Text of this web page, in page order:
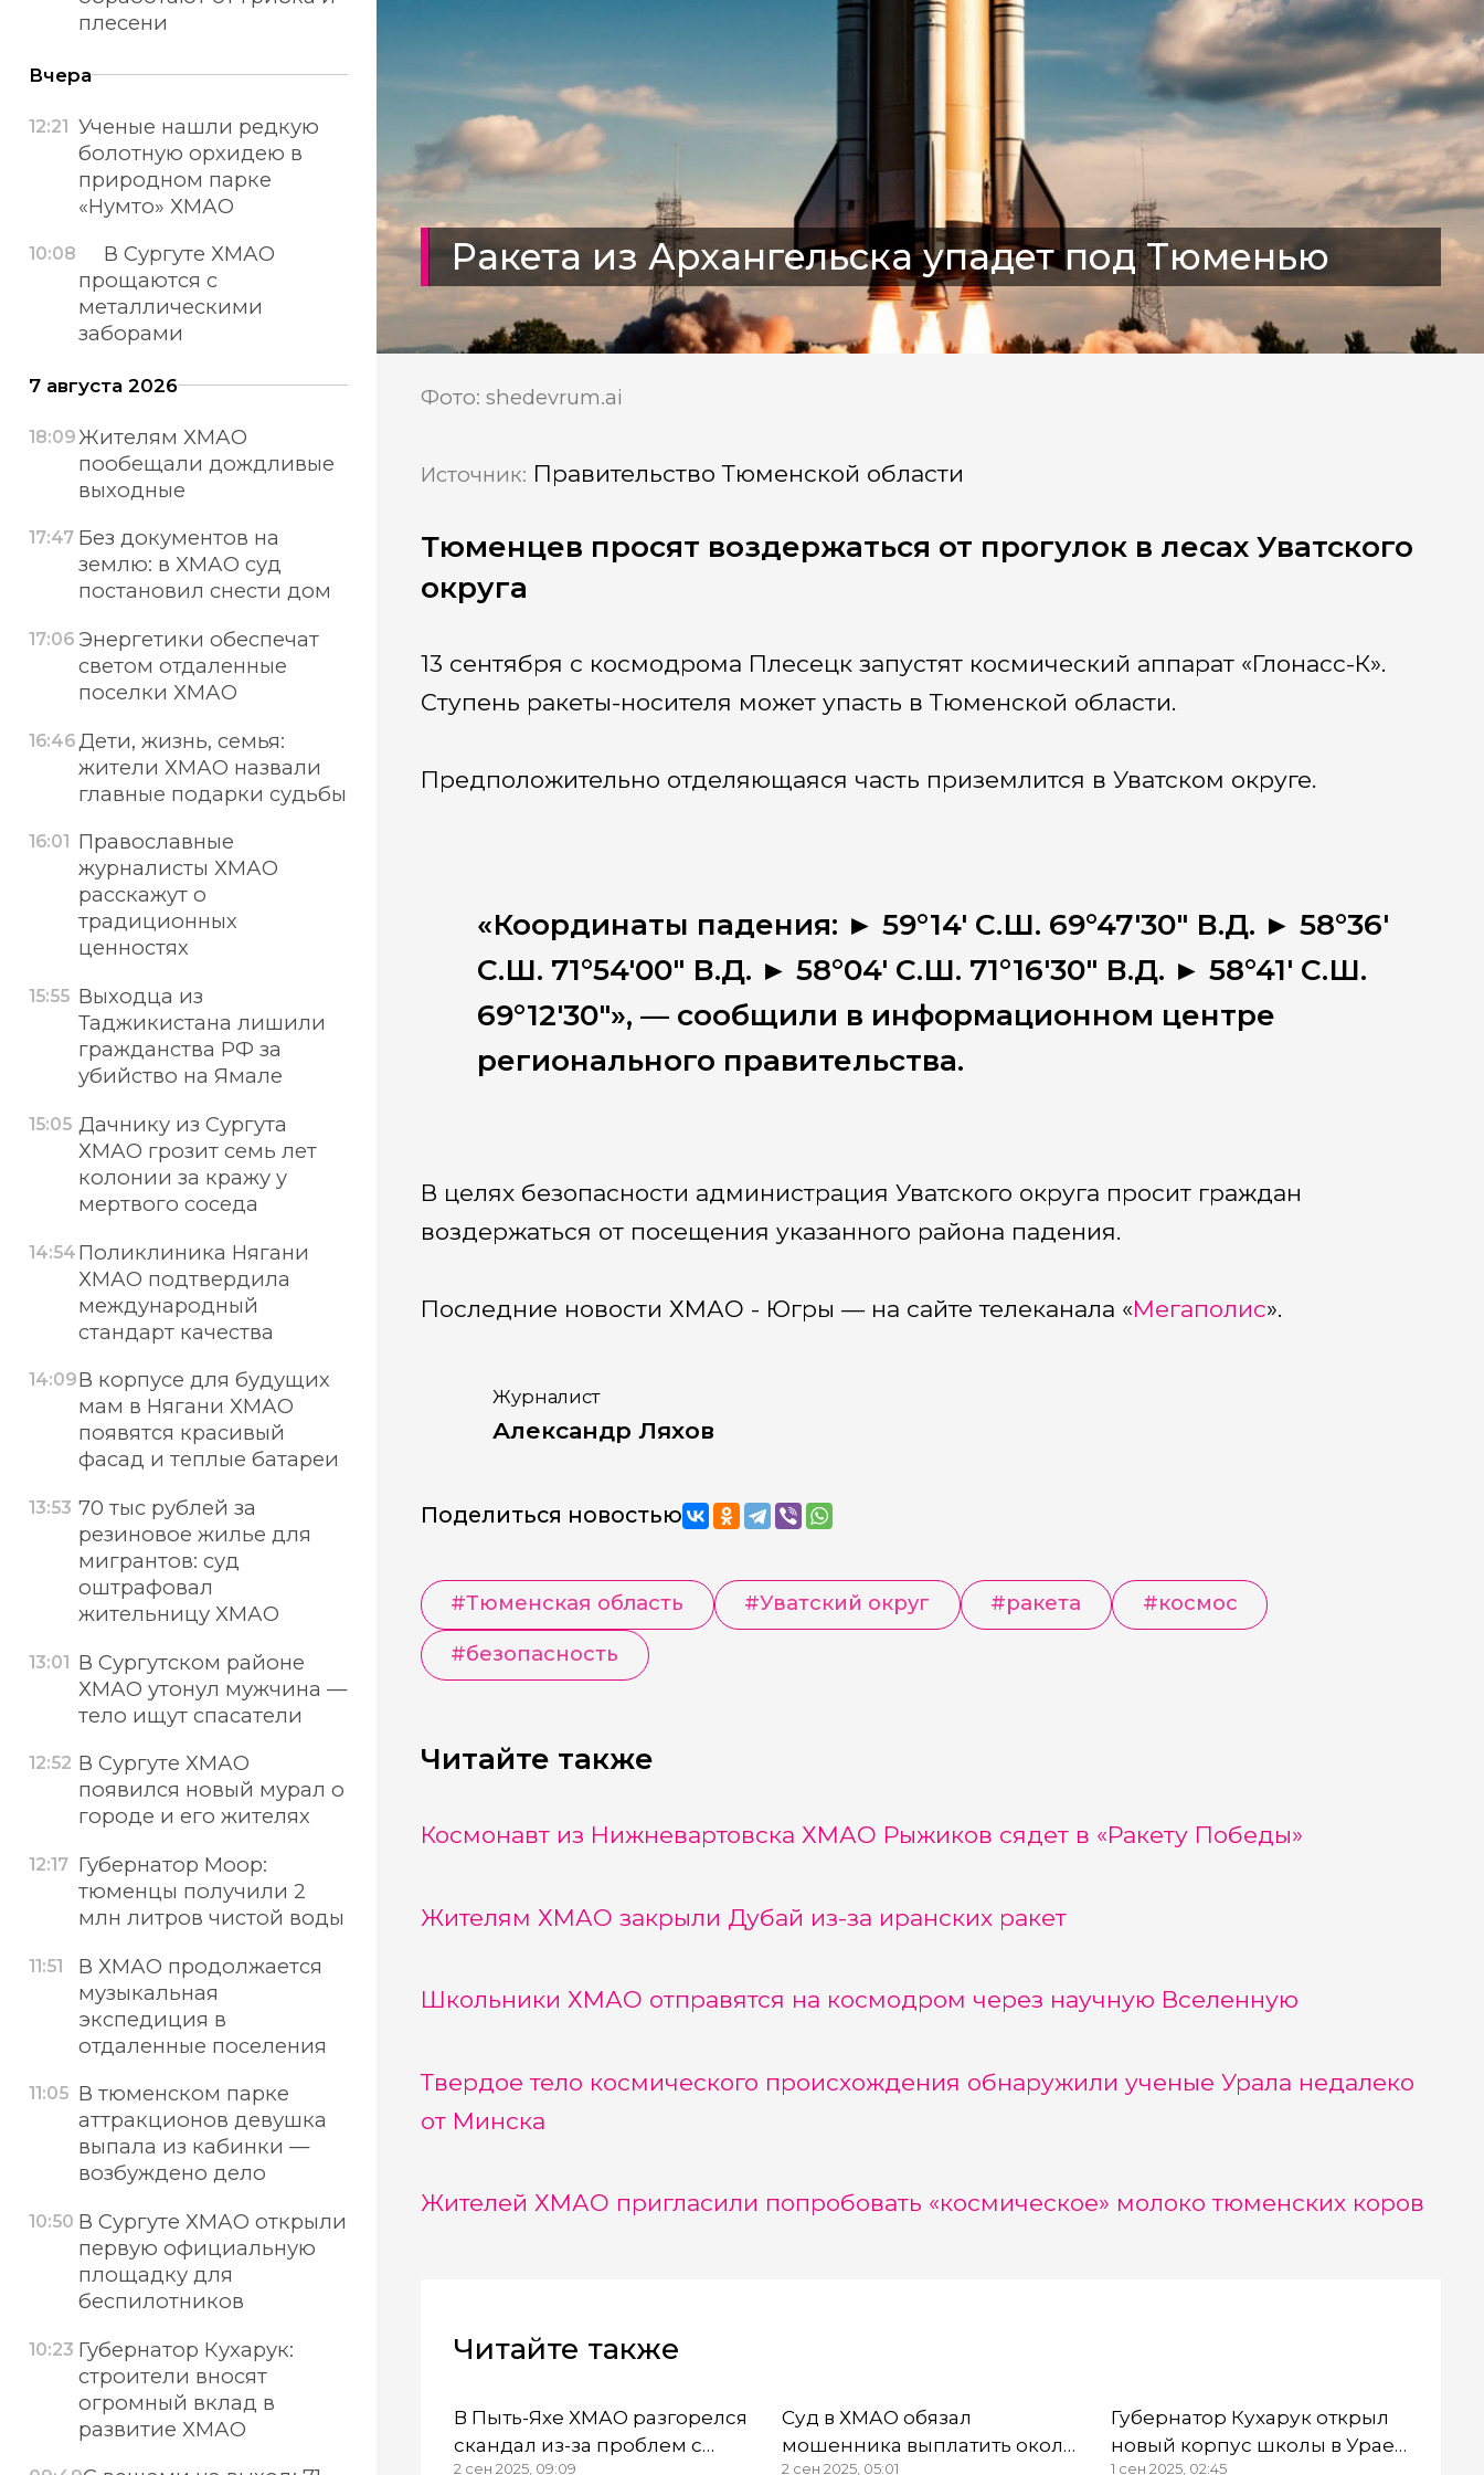
Ракета из Архангельска упадет под Тюменью
Фото: shedevrum.ai
Источник: Правительство Тюменской области
Тюменцев просят воздержаться от прогулок в лесах Уватского
округа
13 сентября с космодрома Плесецк запустят космический аппарат «Глонасс-К».
Ступень ракеты-носителя может упасть в Тюменской области.
Предположительно отделяющаяся часть приземлится в Уватском округе.
«Координаты падения: ► 59°14' С.Ш. 69°47'30" В.Д. ► 58°36'
С.Ш. 71°54'00" В.Д. ► 58°04' С.Ш. 71°16'30" В.Д. ► 58°41' С.Ш.
69°12'30"», — сообщили в информационном центре
регионального правительства.
В целях безопасности администрация Уватского округа просит граждан
воздержаться от посещения указанного района падения.
Последние новости ХМАО - Югры — на сайте телеканала «Мегаполис».
Журналист
Александр Ляхов
Поделиться новостью
#Тюменская область #Уватский округ #ракета #космос
#безопасность
Читайте также
Космонавт из Нижневартовска ХМАО Рыжиков сядет в «Ракету Победы»
Жителям ХМАО закрыли Дубай из-за иранских ракет
Школьники ХМАО отправятся на космодром через научную Вселенную
Твердое тело космического происхождения обнаружили ученые Урала недалеко
от Минска
Жителей ХМАО пригласили попробовать «космическое» молоко тюменских коров
Читайте также
В Пыть-Яхе ХМАО разгорелся
скандал из-за проблем с
2 сен 2025, 09:09
Суд в ХМАО обязал
мошенника выплатить около
2 сен 2025, 05:01
Губернатор Кухарук открыл
новый корпус школы в Урае
1 сен 2025, 02:45
плесени
Вчера
12:21 Ученые нашли редкую
болотную орхидею в
природном парке
«Нумто» ХМАО
10:08
В Сургуте ХМАО
прощаются с
металлическими
заборами
7 августа 2026
18:09Жителям ХМАО
пообещали дождливые
выходные
17:47 Без документов на
землю: в ХМАО суд
постановил снести дом
17:06 Энергетики обеспечат
светом отдаленные
поселки ХМАО
16:46Дети, жизнь, семья:
жители ХМАО назвали
главные подарки судьбы
16:01
Православные
журналисты ХМАО
расскажут о
традиционных
ценностях
15:55 Выходца из
Таджикистана лишили
гражданства РФ за
убийство на Ямале
15:05 Дачнику из Сургута
ХМАО грозит семь лет
колонии за кражу у
мертвого соседа
14:54 Поликлиника Нягани
ХМАО подтвердила
международный
стандарт качества
14:09В корпусе для будущих
мам в Нягани ХМАО
появятся красивый
фасад и теплые батареи
13:53 70 тыс рублей за
резиновое жилье для
мигрантов: суд
оштрафовал
жительницу ХМАО
13:01 В Сургутском районе
ХМАО утонул мужчина —
тело ищут спасатели
12:52 В Сургуте ХМАО
появился новый мурал о
городе и его жителях
12:17 Губернатор Моор:
тюменцы получили 2
млн литров чистой воды
11:51
В ХМАО продолжается
музыкальная
экспедиция в
отдаленные поселения
11:05 В тюменском парке
аттракционов девушка
выпала из кабинки —
возбуждено дело
10:50 В Сургуте ХМАО открыли
первую официальную
площадку для
беспилотников
10:23 Губернатор Кухарук:
строители вносят
огромный вклад в
развитие ХМАО